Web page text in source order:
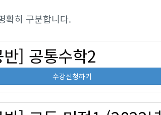
확히 구분합니다.
] 공통수학2
수강신청하기